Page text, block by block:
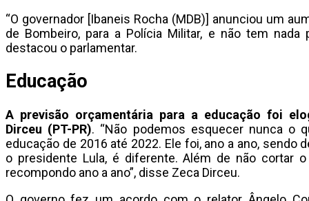
“O governador [Ibaneis Rocha (MDB)] anunciou um
de Bombeiro, para a Polícia Militar, e não tem nada
destacou o parlamentar.
Educação
A previsão orçamentária para a educação foi
Dirceu (PT-PR). “Não podemos esquecer nunca o
educação de 2016 até 2022. Ele foi, ano a ano, sendo
o presidente Lula, é diferente. Além de não cortar
recompondo ano a ano”, disse Zeca Dirceu.